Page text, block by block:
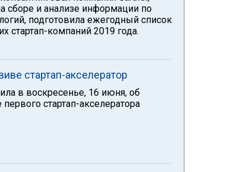
сборе и анализе информации по
подготовила ежегодный список
компаний 2019 года.
стартап-акселератор
в воскресенье, 16 июня, об
стартап-акселератора